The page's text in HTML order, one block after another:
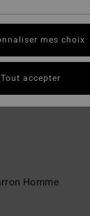
Homme
mes choix
Tout accepter